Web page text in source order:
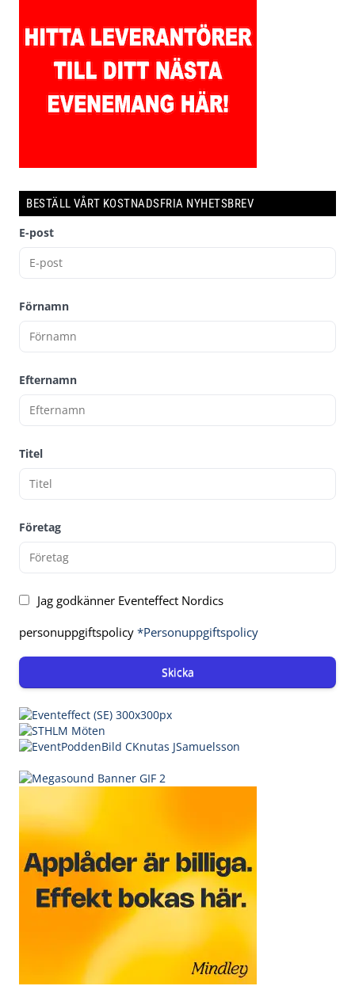
BESTÄLL VÅRT KOSTNADSFRIA NYHETSBREV
E-post
Förnamn
Efternamn
Titel
Företag
Jag godkänner Eventeffect Nordics
personuppgiftspolicy *Personuppgiftspolicy
Skicka